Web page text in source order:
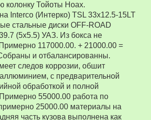
колонку Тойоты Ноах.
Interco (Интерко) TSL 33x12.5-15LT
стальные диски OFF-ROAD
(5x5.5) УАЗ. Из бокса не
117000.00. + 21000.00 =
и отбалансированны.
следов коррозии, обшит
с предварительной
обработкой и полной
55000.00 работа по
25000.00 материалы на
часть кузова выполнена как